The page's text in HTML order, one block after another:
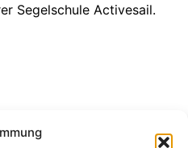
Segelschule Activesail.